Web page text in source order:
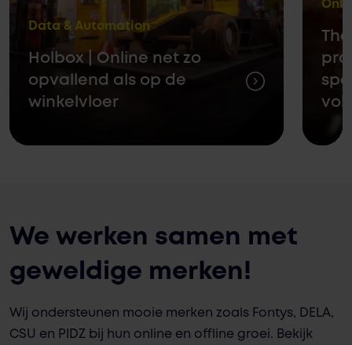
Data & Automation
Holbox | Online net zo
opvallend als op de
winkelvloer
We werken samen met
geweldige merken!
Wij ondersteunen mooie merken zoals Fontys, DELA,
CSU en PIDZ bij hun online en offline groei. Bekijk